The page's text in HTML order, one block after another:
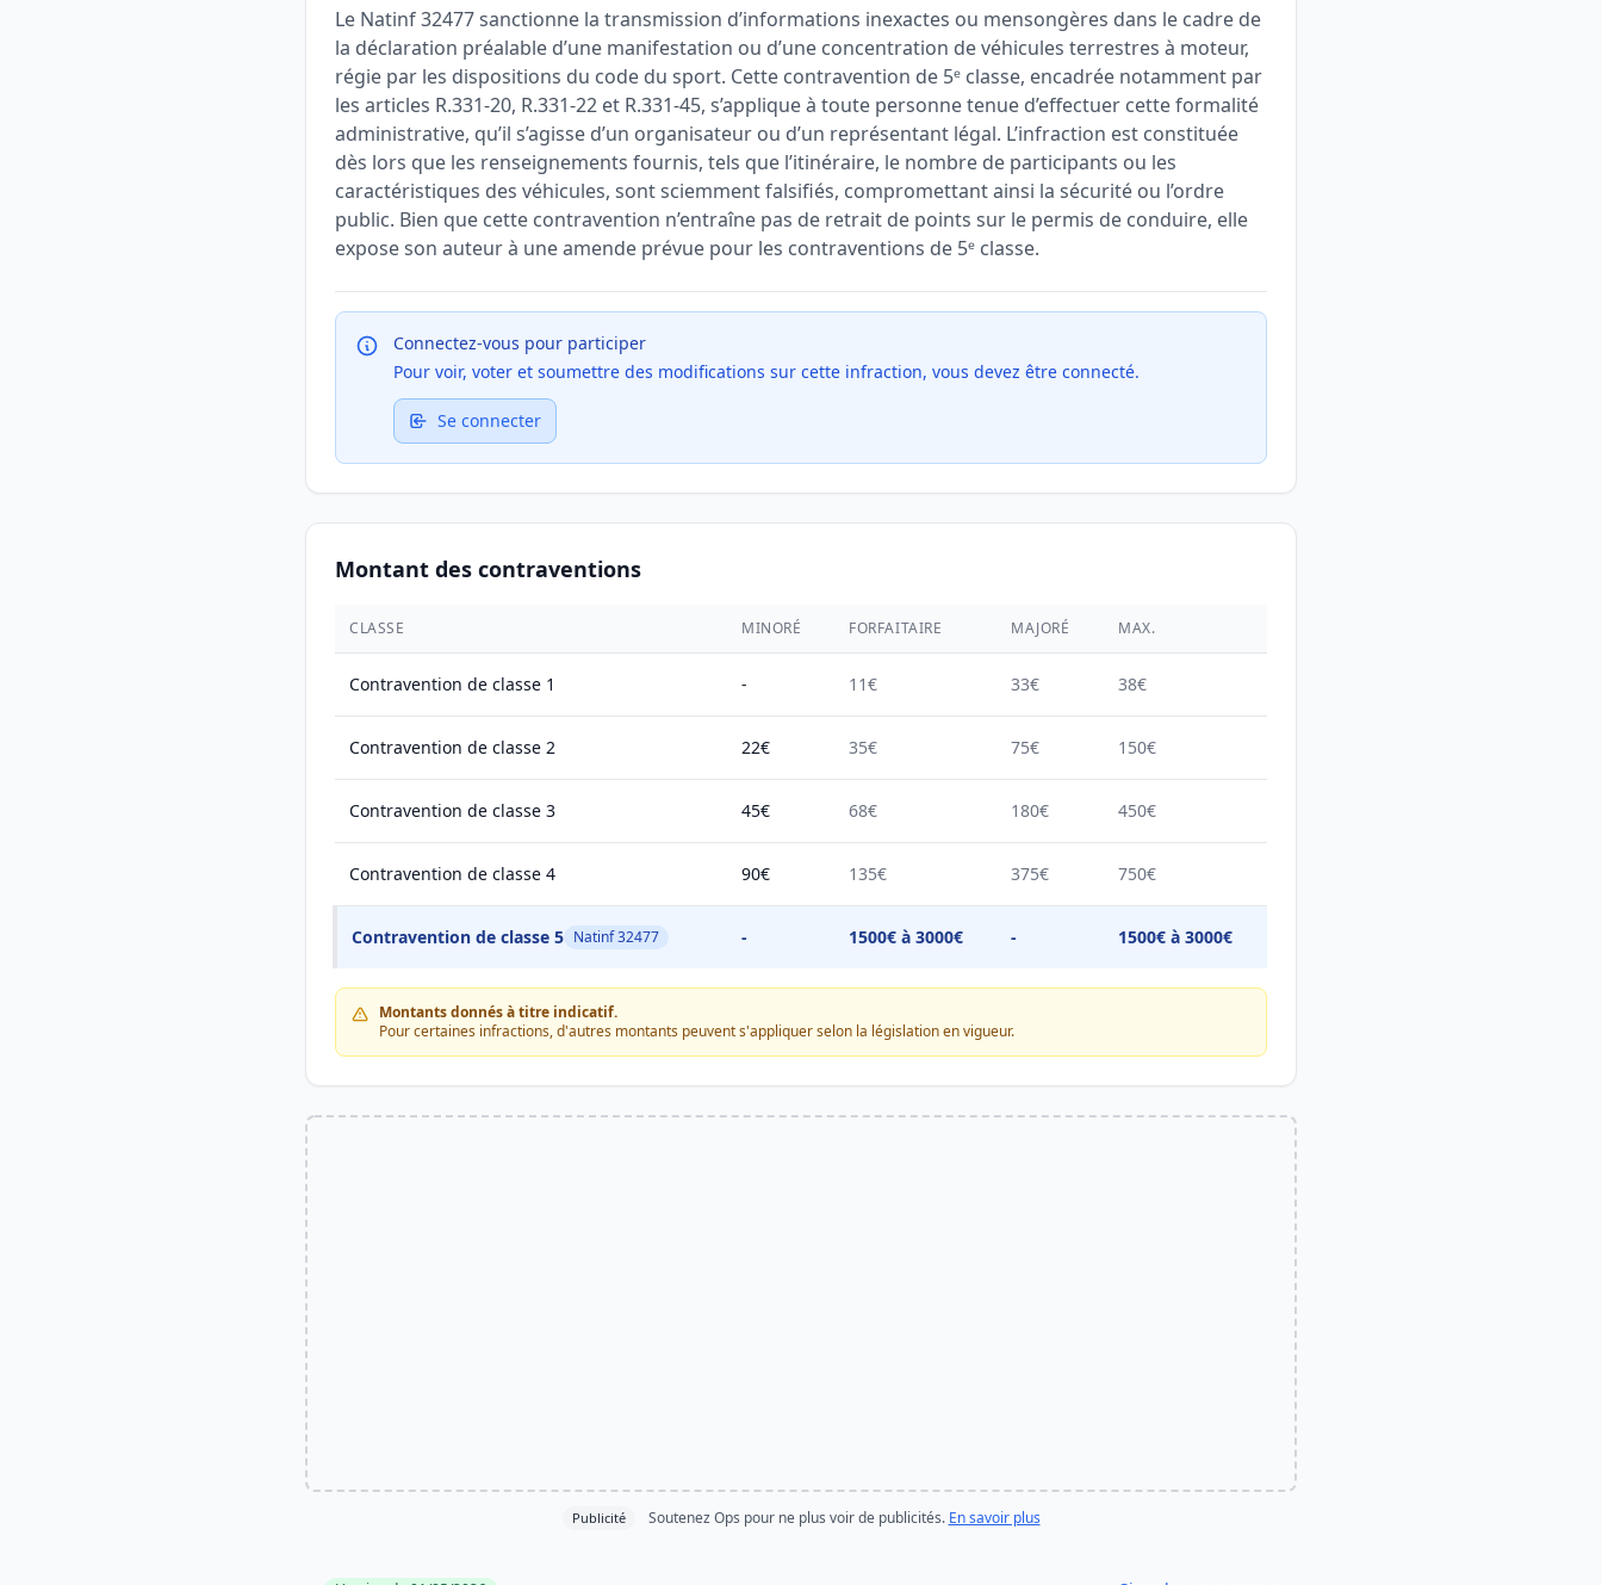
Le Natinf 32477 sanctionne la transmission d’informations inexactes ou mensongères dans le cadre de
la déclaration préalable d’une manifestation ou d’une concentration de véhicules terrestres à moteur,
régie par les dispositions du code du sport. Cette contravention de 5ᵉ classe, encadrée notamment par
les articles R.331-20, R.331-22 et R.331-45, s’applique à toute personne tenue d’effectuer cette formalité
administrative, qu’il s’agisse d’un organisateur ou d’un représentant légal. L’infraction est constituée
dès lors que les renseignements fournis, tels que l’itinéraire, le nombre de participants ou les
caractéristiques des véhicules, sont sciemment falsifiés, compromettant ainsi la sécurité ou l’ordre
public. Bien que cette contravention n’entraîne pas de retrait de points sur le permis de conduire, elle
expose son auteur à une amende prévue pour les contraventions de 5ᵉ classe.
Connectez-vous pour participer
Pour voir, voter et soumettre des modifications sur cette infraction, vous devez être connecté.
Se connecter
Montant des contraventions
CLASSE MINORÉ FORFAITAIRE MAJORÉ MAX.
Contravention de classe 1 - 11€ 33€ 38€
Contravention de classe 2 22€ 35€ 75€ 150€
Contravention de classe 3 45€ 68€ 180€ 450€
Contravention de classe 4 90€ 135€ 375€ 750€
Contravention de classe 5 Natinf 32477 - 1500€ à 3000€ - 1500€ à 3000€
Montants donnés à titre indicatif.
Pour certaines infractions, d'autres montants peuvent s'appliquer selon la législation en vigueur.
Publicité Soutenez Ops pour ne plus voir de publicités. En savoir plus